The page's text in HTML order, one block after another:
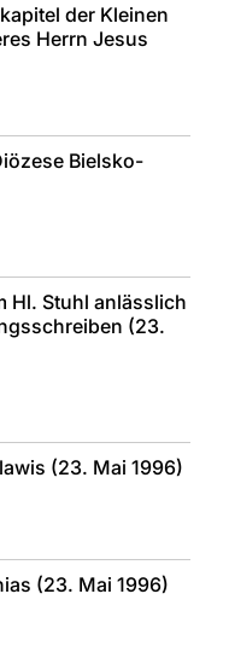
der Kleinen
Herrn Jesus
Bielsko-
Hl. Stuhl anlässlich
(23.
(23. Mai 1996)
(23. Mai 1996)